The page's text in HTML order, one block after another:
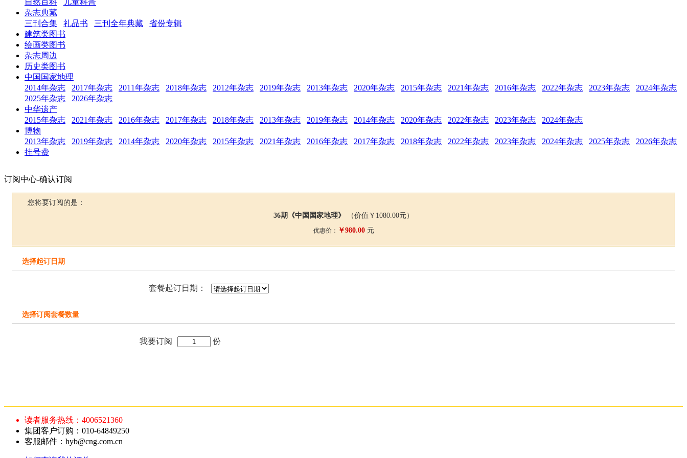
自然百科
儿童科普
杂志典藏
三刊合集
礼品书 三刊全年典藏
省份专辑
建筑类图书
绘画类图书
杂志周边
历史类图书
中国国家地理
2014年杂志
2017年杂志 2011年杂志 2018年杂志 2012年杂志 2019年杂志 2013年杂志 2020年杂志 2015年杂志 2021年杂志 2016年杂志 2022年杂志 2023年杂志
2024年杂志
2025年杂志
2026年杂志
中华遗产
2015年杂志
2021年杂志 2016年杂志 2017年杂志 2018年杂志 2013年杂志 2019年杂志 2014年杂志 2020年杂志 2022年杂志 2023年杂志
2024年杂志
博物
2013年杂志
2019年杂志 2014年杂志 2020年杂志 2015年杂志 2021年杂志 2016年杂志 2017年杂志 2018年杂志 2022年杂志 2023年杂志 2024年杂志 2025年杂志
2026年杂志
挂号费
订阅中心-确认订阅
您将要订阅的是：
36期《中国国家地理》
（价值￥ 1080.00元）
优惠价： ￥980.00元
选择起订日期
套餐起订日期：
选择订阅套餐数量
我要订阅 份
读者服务热线：4006521360
集团客户订购：010-64849250
客服邮件：hyb@cng.com.cn